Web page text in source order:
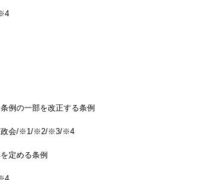
例の一部を改正する条例
市政会/※1/※2/※3/※4
定める条例